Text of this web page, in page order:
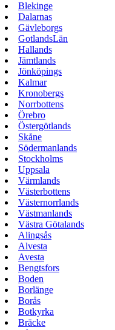
Blekinge
Dalarnas
Gävleborgs
GotlandsLän
Hallands
Jämtlands
Jönköpings
Kalmar
Kronobergs
Norrbottens
Örebro
Östergötlands
Skåne
Södermanlands
Stockholms
Uppsala
Värmlands
Västerbottens
Västernorrlands
Västmanlands
Västra Götalands
Alingsås
Alvesta
Avesta
Bengtsfors
Boden
Borlänge
Borås
Botkyrka
Bräcke